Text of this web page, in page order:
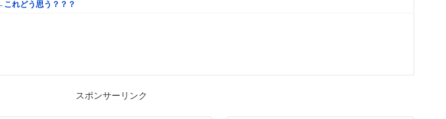
れどう思う？？？
スポンサーリンク